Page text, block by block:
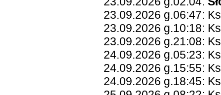
23.09.2026 g.06:47:
23.09.2026 g.10:18:
23.09.2026 g.21:08:
24.09.2026 g.05:23:
24.09.2026 g.15:55:
24.09.2026 g.18:45: